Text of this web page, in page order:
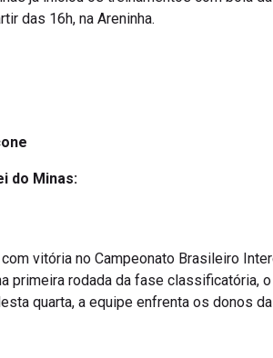
das 16h, na Areninha.
do Minas:
vitória no Campeonato Brasileiro
primeira rodada da fase classificatória,
quarta, a equipe enfrenta os donos da